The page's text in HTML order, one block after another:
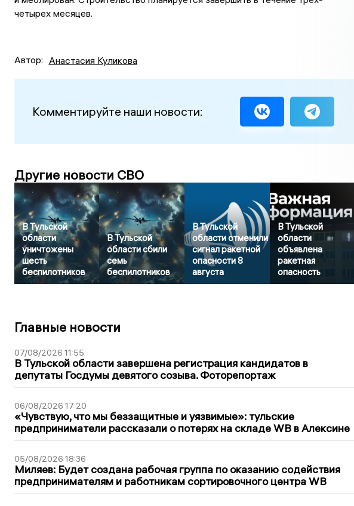
четырех месяцев.
Автор: Анастасия Куликова
Комментируйте наши новости:
Другие новости СВО
В Тульской
области
уничтожены
шесть
беспилотников
В Тульской
области сбили
семь
беспилотников
В Тульской
области отменили
сигнал ракетной
опасности 8
августа
В Тульской
области
объявлена
ракетная
опасность
Главные новости
07/08/2026 11:55
В Тульской области завершена регистрация кандидатов в
депутаты Госдумы девятого созыва. Фоторепортаж
06/08/2026 17:20
«Чувствую, что мы беззащитные и уязвимые»: тульские
предприниматели рассказали о потерях на складе WB в Алексине
05/08/2026 18:36
Миляев: Будет создана рабочая группа по оказанию содействия
предпринимателям и работникам сортировочного центра WB